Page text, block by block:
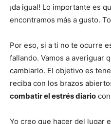
¡da igual! Lo importante es
encontramos más a gusto.
Por eso, si a ti no te ocurre
fallando. Vamos a averiguar
cambiarlo. El objetivo es
reciba con los brazos
combatir el estrés diario
Yo creo que hacer del lugar